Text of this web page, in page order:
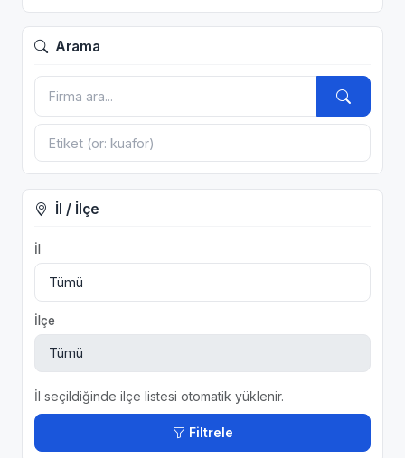
Arama
İl / İlçe
İl
İlçe
İl seçildiğinde ilçe listesi otomatik yüklenir.
Filtrele